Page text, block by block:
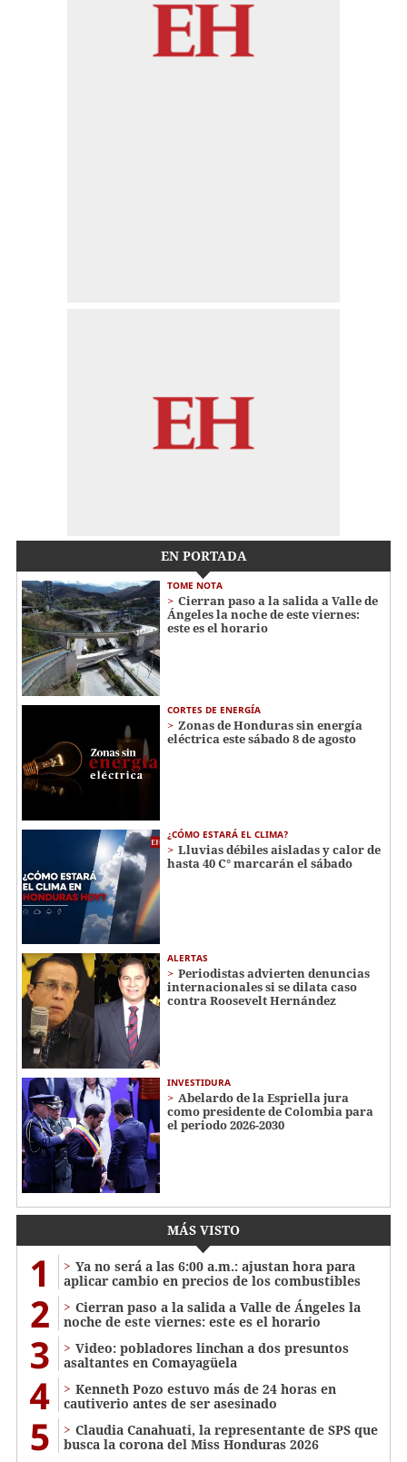
EN PORTADA
TOME NOTA
Cierran paso a la salida a Valle de
Ángeles la noche de este viernes:
este es el horario
CORTES DE ENERGÍA
Zonas de Honduras sin energía
eléctrica este sábado 8 de agosto
¿CÓMO ESTARÁ EL CLIMA?
Lluvias débiles aisladas y calor de
hasta 40 C° marcarán el sábado
ALERTAS
Periodistas advierten denuncias
internacionales si se dilata caso
contra Roosevelt Hernández
INVESTIDURA
Abelardo de la Espriella jura
como presidente de Colombia para
el periodo 2026-2030
MÁS VISTO
1
Ya no será a las 6:00 a.m.: ajustan hora para
aplicar cambio en precios de los combustibles
2
Cierran paso a la salida a Valle de Ángeles la
noche de este viernes: este es el horario
3
Video: pobladores linchan a dos presuntos
asaltantes en Comayagüela
4
Kenneth Pozo estuvo más de 24 horas en
cautiverio antes de ser asesinado
5
Claudia Canahuati, la representante de SPS que
busca la corona del Miss Honduras 2026